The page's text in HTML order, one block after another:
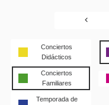
Conciertos
Didácticos
Conciertos
Familiares
Temporada de